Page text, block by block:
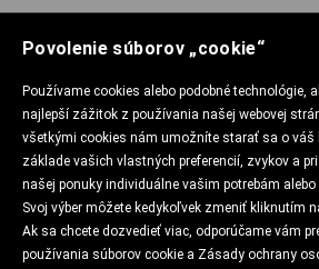
Povolenie súborov „cookie“
Používame cookies alebo podobné technológie,
najlepší zážitok z používania našej webovej
všetkými cookies nám umožníte starať sa o váš
základe vašich vlastných preferencií, zvykov a
našej ponuky individuálne vašim potrebám
Svoj výber môžete kedykoľvek zmeniť kliknutím
Ak sa chcete dozvedieť viac, odporúčame vám
používania súborov cookie a Zásady ochrany